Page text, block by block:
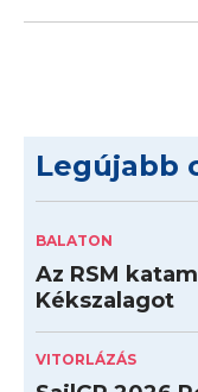
Legújabb
BALATON
Az RSM
Kékszalagot
VITORLÁZÁS